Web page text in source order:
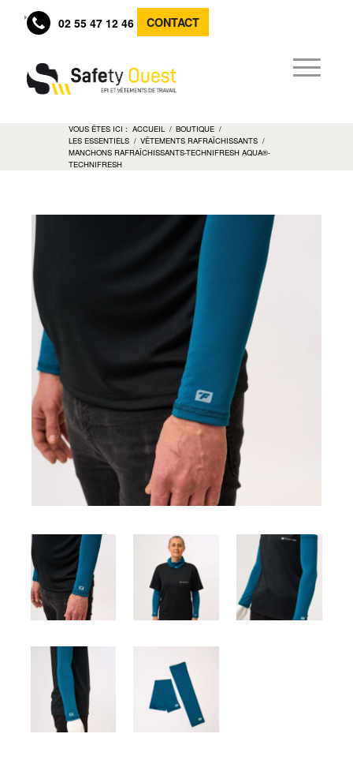
02 55 47 12 46 CONTACT
VOUS ÊTES ICI : ACCUEIL / BOUTIQUE /
LES ESSENTIELS / VÊTEMENTS RAFRAÎCHISSANTS /
MANCHONS RAFRAÎCHISSANTS-TECHNIFRESH AQUA®-
TECHNIFRESH